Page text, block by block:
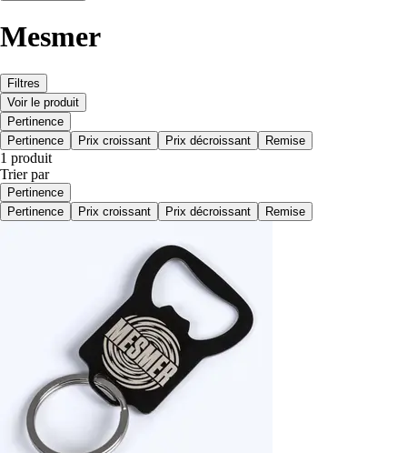
Mesmer
Filtres
Voir le produit
Pertinence
Pertinence
Prix croissant Prix décroissant Remise
1 produit
Trier par
Pertinence
Pertinence
Prix croissant Prix décroissant Remise